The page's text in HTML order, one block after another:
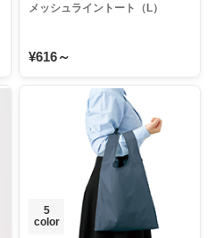
メッシュライントート（L）
¥616～
5
color